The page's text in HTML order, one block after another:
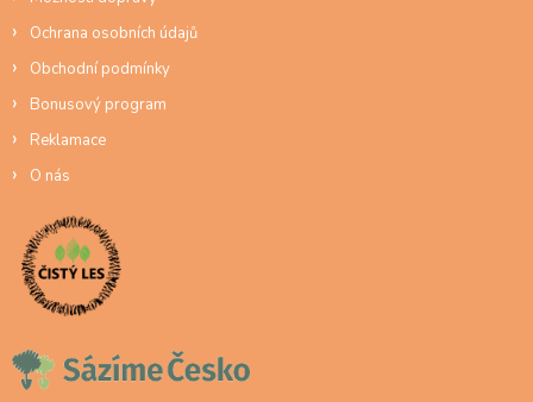
Ochrana osobních údajů
Obchodní podmínky
Bonusový program
Reklamace
O nás